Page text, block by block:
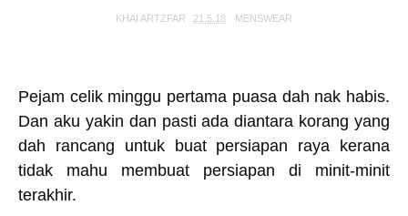
KHAI ARTZFAR 21.5.18 MENSWEAR
Pejam celik minggu pertama puasa dah nak habis.
Dan aku yakin dan pasti ada diantara korang yang
dah rancang untuk buat persiapan raya kerana
tidak mahu membuat persiapan di minit-minit
terakhir.